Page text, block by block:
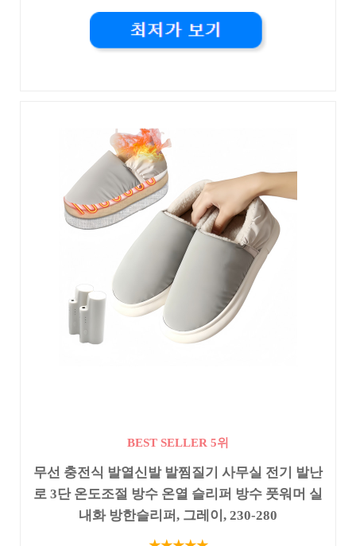
BEST SELLER 5위
무선 충전식 발열신발 발찜질기 사무실 전기 발난
로 3단 온도조절 방수 온열 슬리퍼 방수 풋워머 실
내화 방한슬리퍼, 그레이, 230-280